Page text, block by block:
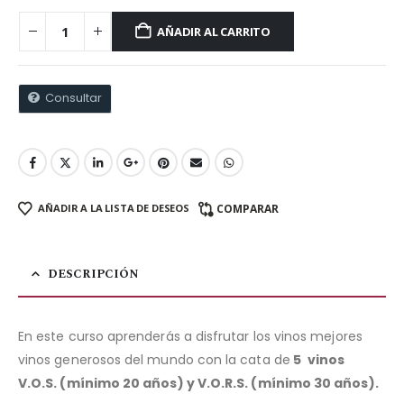
AÑADIR AL CARRITO
Consultar
AÑADIR A LA LISTA DE DESEOS COMPARAR
DESCRIPCIÓN
En este curso aprenderás a disfrutar los vinos mejores
vinos generosos del mundo con la cata de 5 vinos
V.O.S. (mínimo 20 años) y V.O.R.S. (mínimo 30 años).